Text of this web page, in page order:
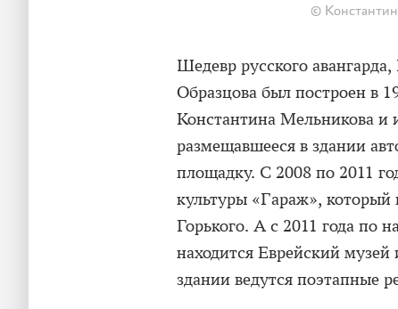
©
Шедевр русского
Образцова был построен в
Константина Мельникова
размещавшееся в здании
площадку. С 2008 по 2011
культуры «Гараж»,
Горького. А с 2011 года по
находится Еврейский музей
здании ведутся поэтапные